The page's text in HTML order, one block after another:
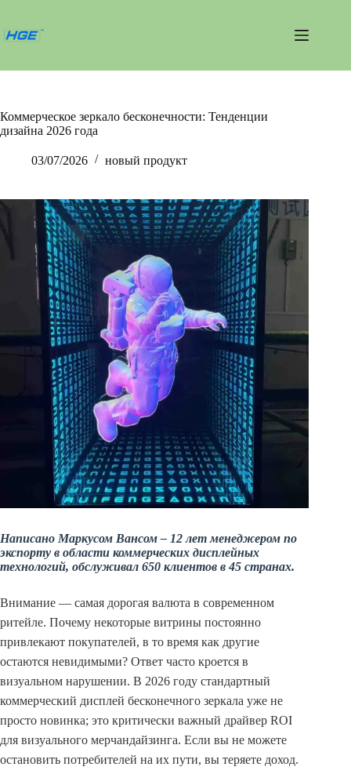
сути
Коммерческое зеркало бесконечности: Тенденции
дизайна 2026 года
03/07/2026 новый продукт
Написано Маркусом Вансом – 12 лет менеджером по
экспорту в области коммерческих дисплейных
технологий, обслуживал 650 клиентов в 45 странах.
Внимание — самая дорогая валюта в современном
ритейле. Почему некоторые витрины постоянно
привлекают покупателей, в то время как другие
остаются невидимыми? Ответ часто кроется в
визуальном нарушении. В 2026 году стандартный
коммерческий дисплей бесконечного зеркала уже не
просто новинка; это критически важный драйвер ROI
для визуального мерчандайзинга. Если вы не можете
остановить потребителей на их пути, вы теряете доход.